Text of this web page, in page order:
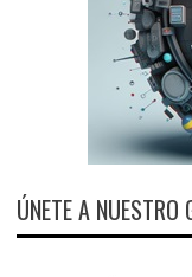
ÚNETE A NUESTRO